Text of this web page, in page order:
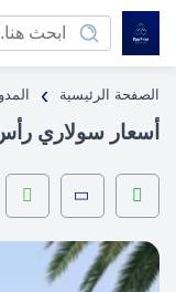
الصفحة الرئيسية ›
أسعار سولاري رأس